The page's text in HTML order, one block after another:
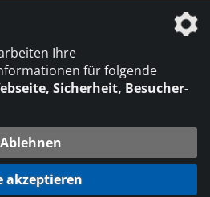
ist ein Unternehmen der
DVS Media GmbH
Ihre
für folgende
Sicherheit, Besucher-
Ablehnen
akzeptieren